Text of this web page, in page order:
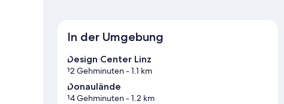
In der Umgebung
Design Center Linz
12 Gehminuten- 1.1 km
Donaulände
14 Gehminuten- 1.2 km